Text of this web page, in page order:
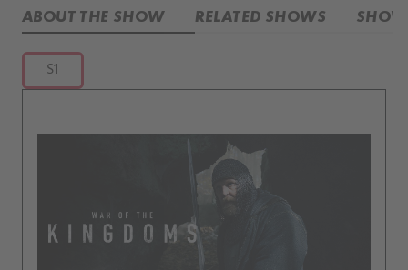
ABOUT THE SHOW RELATED SHOWS
S1